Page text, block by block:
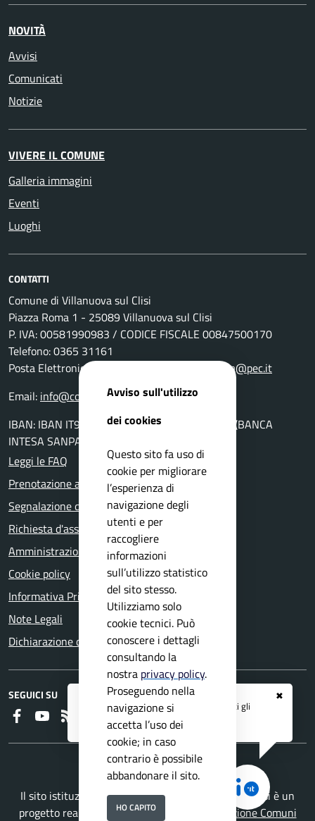
✖
Registrati ai serviziAPP IO
e ricevi tutti gli
aggiornamenti dall'Ente
NOVITÀ
Avvisi
Comunicati
Notizie
VIVERE IL COMUNE
Galleria immagini
Eventi
Luoghi
CONTATTI
Comune di Villanuova sul Clisi
Piazza Roma 1 - 25089 Villanuova sul Clisi
P. IVA: 00581990983 / CODICE FISCALE 00847500170
Telefono: 0365 31161
Posta Elettronica Certificata:
comunevillanuova@pec.it
Email: info@comune.villanuova-sul-clisi.bs.it
IBAN: IBAN IT94K0306954560100000046010 (BANCA
INTESA SANPAOLO AG. DI GAVARDO)
Leggi le FAQ
Prenotazione appuntamento
Segnalazione disservizio
Richiesta d'assistenza
Amministrazione trasparente
Cookie policy
Informativa Privacy
Note Legali
Dichiarazione di accessibilità
SEGUICI SU
FaceboookYoutube
Il sito istituzionale del Comune di Villanuova sul Clisi è un
progetto realizzato daSecoval srl
Soluzione Comuni
Avviso sull'utilizzo
dei cookies
Questo sito fa uso di
cookie per migliorare
l’esperienza di
navigazione degli
utenti e per
raccogliere
informazioni
sull’utilizzo statistico
del sito stesso.
Utilizziamo solo
cookie tecnici. Può
conoscere i dettagli
consultando la
nostra privacy policy.
Proseguendo nella
navigazione si
accetta l’uso dei
cookie; in caso
contrario è possibile
abbandonare il sito.
HO CAPITO